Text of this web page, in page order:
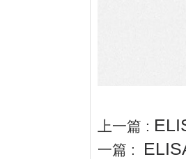
上一篇 :
一篇 :